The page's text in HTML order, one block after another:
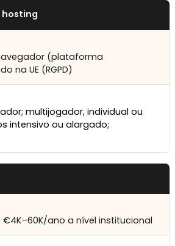
(plataforma
na UE (RGPD)
multijogador, individual ou
intensivo ou alargado;
ano a nível institucional